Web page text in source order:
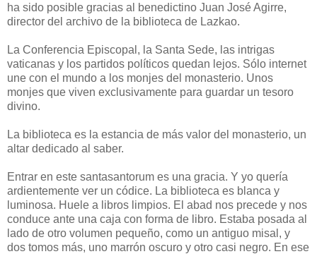
ha sido posible gracias al benedictino Juan José Agirre,
director del archivo de la biblioteca de Lazkao.
La Conferencia Episcopal, la Santa Sede, las intrigas
vaticanas y los partidos políticos quedan lejos. Sólo internet
une con el mundo a los monjes del monasterio. Unos
monjes que viven exclusivamente para guardar un tesoro
divino.
La biblioteca es la estancia de más valor del monasterio, un
altar dedicado al saber.
Entrar en este santasantorum es una gracia. Y yo quería
ardientemente ver un códice. La biblioteca es blanca y
luminosa. Huele a libros limpios. El abad nos precede y nos
conduce ante una caja con forma de libro. Estaba posada al
lado de otro volumen pequeño, como un antiguo misal, y
dos tomos más, uno marrón oscuro y otro casi negro. En ese